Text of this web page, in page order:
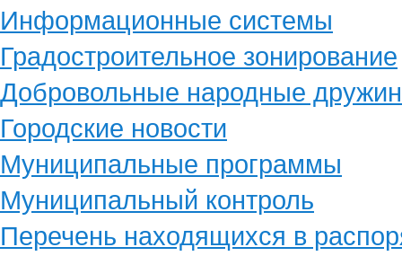
Информационные системы
Градостроительное зонирование
Добровольные народные
Городские новости
Муниципальные программы
Муниципальный контроль
Перечень находящихся в